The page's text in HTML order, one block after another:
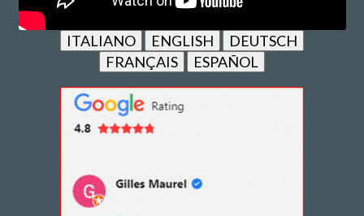
ITALIANO ENGLISH
DEUTSCH
FRANÇAIS
ESPAÑOL